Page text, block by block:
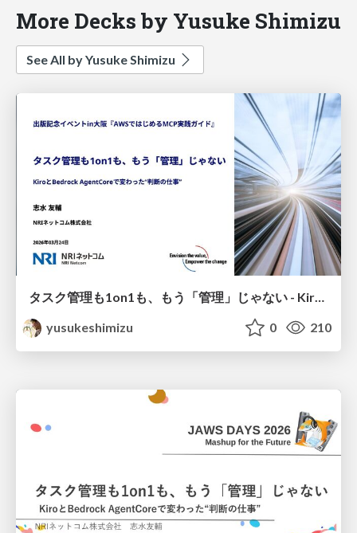
More Decks by Yusuke Shimizu
See All by Yusuke Shimizu
タスク管理も1on1も、もう「管理」じゃない - KiroとBedrock AgentCoreで変わった“判断の仕事”
yusukeshimizu
0 210